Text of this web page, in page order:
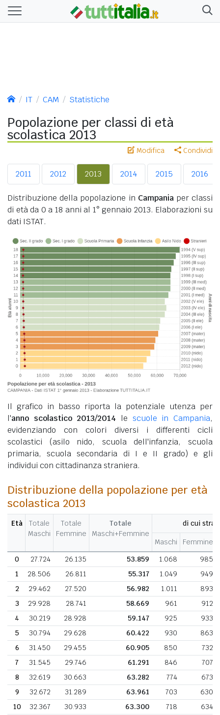
IT CAM Statistiche
Popolazione per classi di età
scolastica 2013
Modifica Condividi
2011 2012 2013 2014 2015 2016
Distribuzione della popolazione in Campaniaper classi
di età da 0 a 18 anni al 1° gennaio 2013. Elaborazioni su
dati ISTAT.
Il grafico in basso riporta la potenziale utenza per
l'anno scolastico 2013/2014 le scuole in Campania,
evidenziando con colori diversi i differenti cicli
scolastici (asilo nido, scuola dell'infanzia, scuola
primaria, scuola secondaria di I e II grado) e gli
individui con cittadinanza straniera.
Distribuzione della popolazione per età
scolastica 2013
Età
Totale
Maschi
Totale
Femmine
Totale
Maschi+Femmine
di cui
Maschi
Femmine
0
27.724 26.135 53.859 1.068 985
1
28.506 26.811 55.317 1.049 949
2
29.462 27.520 56.982 1.011 893
3
29.928 28.741 58.669 961 912
4
30.219 28.928 59.147 925 933
5
30.794 29.628 60.422 930 863
6
31.450 29.455 60.905 850 732
7
31.545 29.746 61.291 846 707
8
32.619 30.663 63.282 774
673
9
32.672 31.289 63.961 703 630
10
32.367 30.933 63.300 718 634